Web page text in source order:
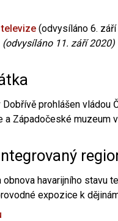
(odvysíláno 6.
(odvysíláno 11. září 2020)
prohlášen
Západočeské muzeum
havarijního stavu
expozice k